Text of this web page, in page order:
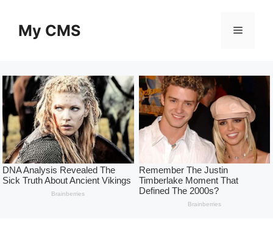
contentMy CMS Menu